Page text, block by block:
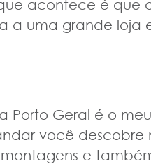
acontece é que
a uma grande loja
Porto Geral é o
você descobre
e